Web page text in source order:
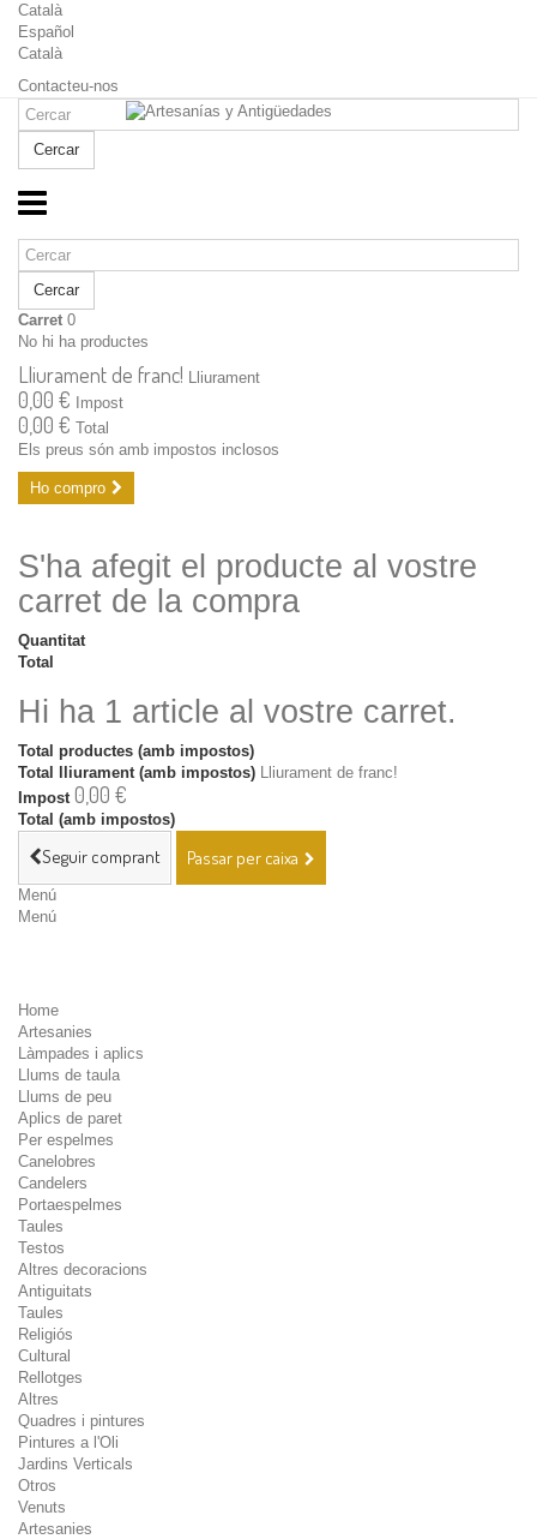
Català
Español
Català
Contacteu-nos
Cercar
Cercar
Carret 0
No hi ha productes
Lliurament de franc! Lliurament
0,00 € Impost
0,00 € Total
Els preus són amb impostos inclosos
Ho compro
S'ha afegit el producte al vostre
carret de la compra
Quantitat
Total
Hi ha 1 article al vostre carret.
Total productes (amb impostos)
Total lliurament (amb impostos) Lliurament de franc!
Impost 0,00 €
Total (amb impostos)
Seguir comprant Passar per caixa
Menú
Menú
Home
Artesanies
Làmpades i aplics
Llums de taula
Llums de peu
Aplics de paret
Per espelmes
Canelobres
Candelers
Portaespelmes
Taules
Testos
Altres decoracions
Antiguitats
Taules
Religiós
Cultural
Rellotges
Altres
Quadres i pintures
Pintures a l'Oli
Jardins Verticals
Otros
Venuts
Artesanies